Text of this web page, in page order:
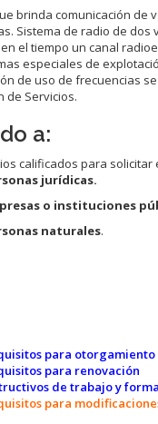
brinda comunicación de
Sistema de radio de
el tiempo un canal
especiales de
de uso de frecuencias
de Servicios.
a:
calificados para solicitar
jurídicas.
o instituciones
naturales.
para otorgamiento
para renovación
de trabajo y
para